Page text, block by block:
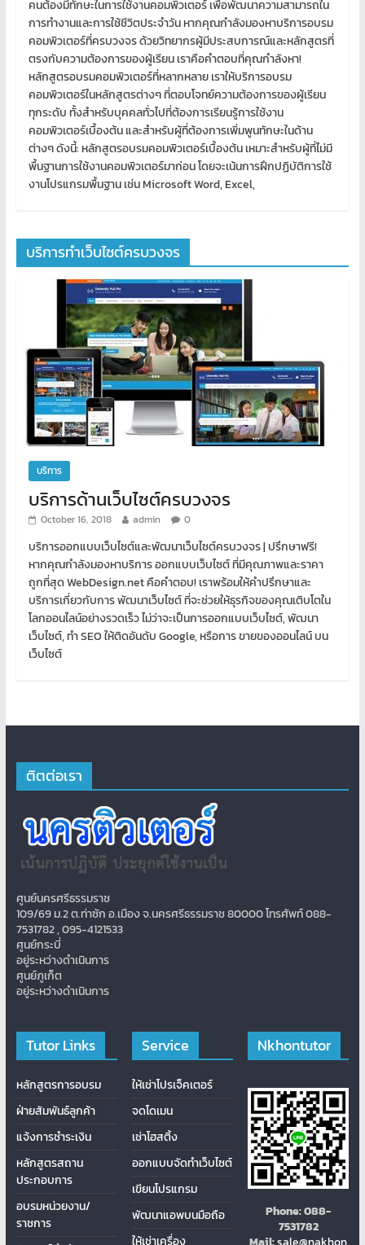
คนต้องมีทักษะในการใช้งานคอมพิวเตอร์ เพื่อพัฒนาความสามารถใน
การทำงานและการใช้ชีวิตประจำวัน หากคุณกำลังมองหาบริการอบรม
คอมพิวเตอร์ที่ครบวงจร ด้วยวิทยากรผู้มีประสบการณ์และหลักสูตรที่
ตรงกับความต้องการของผู้เรียน เราคือคำตอบที่คุณกำลังหา!
หลักสูตรอบรมคอมพิวเตอร์ที่หลากหลาย เราให้บริการอบรม
คอมพิวเตอร์ในหลักสูตรต่างๆ ที่ตอบโจทย์ความต้องการของผู้เรียน
ทุกระดับ ทั้งสำหรับบุคคลทั่วไปที่ต้องการเรียนรู้การใช้งาน
คอมพิวเตอร์เบื้องต้น และสำหรับผู้ที่ต้องการเพิ่มพูนทักษะในด้าน
ต่างๆ ดังนี้: หลักสูตรอบรมคอมพิวเตอร์เบื้องต้น เหมาะสำหรับผู้ที่ไม่มี
พื้นฐานการใช้งานคอมพิวเตอร์มาก่อน โดยจะเน้นการฝึกปฏิบัติการใช้
งานโปรแกรมพื้นฐาน เช่น Microsoft Word, Excel,
บริการทำเว็บไซต์ครบวงจร
บริการ
บริการด้านเว็บไซต์ครบวงจร
October 16, 2018 admin 0
บริการออกแบบเว็บไซต์และพัฒนาเว็บไซต์ครบวงจร | ปรึกษาฟรี!
หากคุณกำลังมองหาบริการ ออกแบบเว็บไซต์ ที่มีคุณภาพและราคา
ถูกที่สุด WebDesign.net คือคำตอบ! เราพร้อมให้คำปรึกษาและ
บริการเกี่ยวกับการ พัฒนาเว็บไซต์ ที่จะช่วยให้ธุรกิจของคุณเติบโตใน
โลกออนไลน์อย่างรวดเร็ว ไม่ว่าจะเป็นการออกแบบเว็บไซต์, พัฒนา
เว็บไซต์, ทำ SEO ให้ติดอันดับ Google, หรือการ ขายของออนไลน์ บน
เว็บไซต์
ติตต่อเรา
ศูนย์นครศรีธรรมราช
109/69 ม.2 ต.ท่าซัก อ.เมือง จ.นครศรีธรรมราช 80000 โทรศัพท์ 088-
7531782 , 095-4121533
ศูนย์กระบี่
อยู่ระหว่างดำเนินการ
ศูนย์ภูเก็ต
อยู่ระหว่างดำเนินการ
Tutor Links
หลักสูตรการอบรม
ฝ่ายสัมพันธ์ลูกค้า
แจ้งการชำระเงิน
หลักสูตรสถาน
ประกอบการ
อบรมหน่วยงาน/
ราชการ
Service
ให้เช่าโปรเจ็คเตอร์
จดโดเมน
เช่าโฮสติ้ง
ออกแบบจัดทำเว็บไซต์
เขียนโปรแกรม
พัฒนาแอพบนมือถือ
Nkhontutor
Phone:088-
7531782